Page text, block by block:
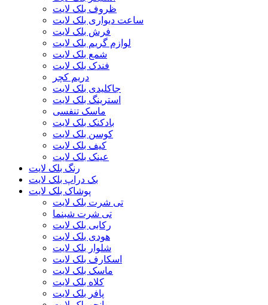
ظروف بلک لایت
ساعت دیواری بلک لایت
فرش بلک لایت
لوازم گریم بلک لایت
شمع بلک لایت
فندک بلک لایت
دریم کچر
جاکلیدی بلک لایت
استرینگ بلک لایت
ماسک تنفسی
بادکنک بلک لایت
کوسن بلک لایت
کیف بلک لایت
عینک بلک لایت
رنگ بلک لایت
بک دراپ بلک لایت
پوشاک بلک لایت
تی شرت بلک لایت
تی شرت شبنما
رکابی بلک لایت
هودی بلک لایت
شلوار بلک لایت
اسکارف بلک لایت
ماسک بلک لایت
کلاه بلک لایت
پافر بلک لایت